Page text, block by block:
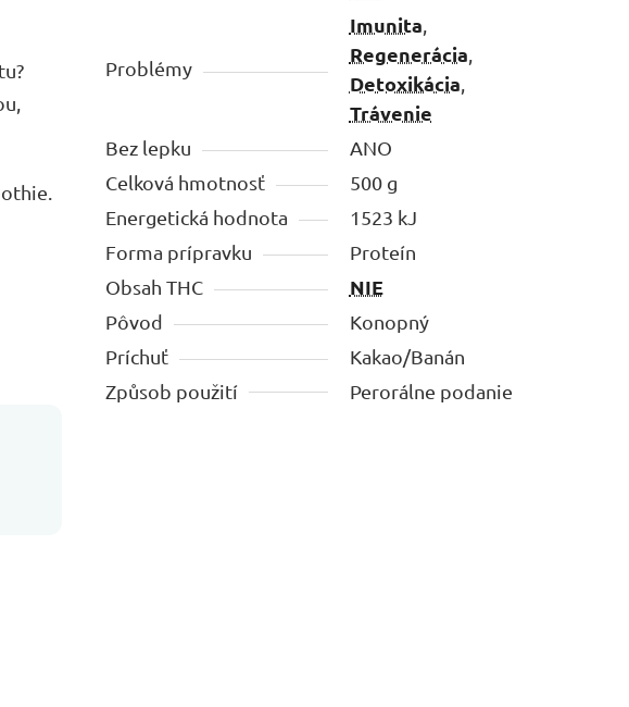
Problémy
Imunita,
Regenerácia,
Detoxikácia,
Trávenie
Bez lepku
ANO
Celková hmotnosť
500 g
Energetická hodnota
1523 kJ
Forma prípravku
Proteín
Obsah THC
NIE
Pôvod
Konopný
Príchuť
Kakao/Banán
Způsob použití
Perorálne podanie